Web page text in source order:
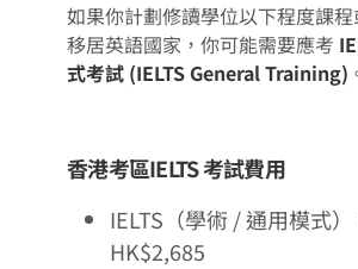
如果你計劃修讀學位以下程度課
移居英語國家，你可能需要應考
式考試 (IELTS General Training)
香港考區IELTS 考試費用
IELTS（學術 / 通用模式）
HK$2,685